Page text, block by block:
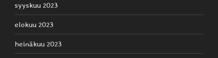
syyskuu 2023
elokuu 2023
heinäkuu 2023